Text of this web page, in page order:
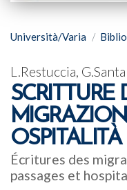
Università/Varia
L.Restuccia,
SCRITTURE
OSPITALITÀ
Écritures des
passages et